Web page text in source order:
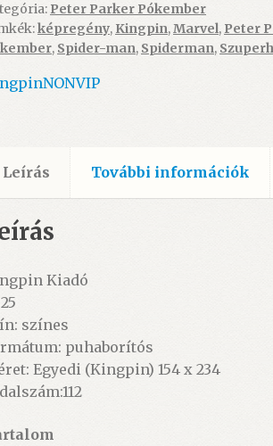
Peter Parker Pókember
képregény, Kingpin,Marvel, Peter
, Spider-man, Spiderman,
NONVIP
Leírás További információk
Kiadó
színes
puhaborítós
Egyedi (Kingpin) 154 x 234